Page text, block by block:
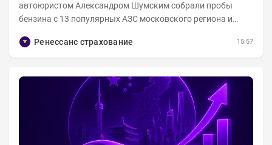
автоюристом Александром Шумским собрали пробы
бензина с 13 популярных АЗС московского региона и
Ренессанс страхование
15:57